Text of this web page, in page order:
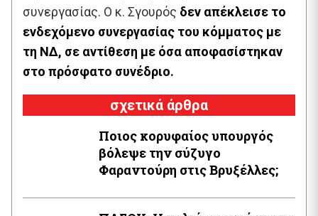
συνεργασίας. Ο κ. Σγουρός δεν απέκλεισε το
ενδεχόμενο συνεργασίας του κόμματος με
τη ΝΔ, σε αντίθεση με όσα αποφασίστηκαν
στο πρόσφατο συνέδριο.
σχετικά άρθρα
Ποιος κορυφαίος υπουργός
βόλεψε την σύζυγο
Φαραντούρη στις Βρυξέλλες;